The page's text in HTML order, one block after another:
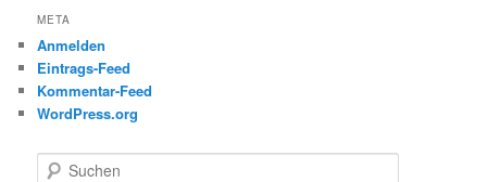
META
Anmelden
Eintrags-Feed
Kommentar-Feed
WordPress.org